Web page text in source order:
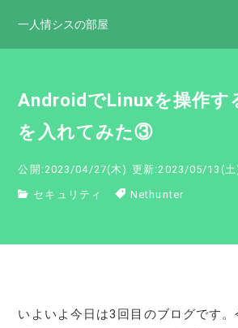
一人情シスの部屋
AndroidでLinuxを操作
を入れてみた③
公開:2023/04/27(木) 更新:2023/05/13(土
セキュリティ Nethunter
いよいよ今日は3回目のブログです。